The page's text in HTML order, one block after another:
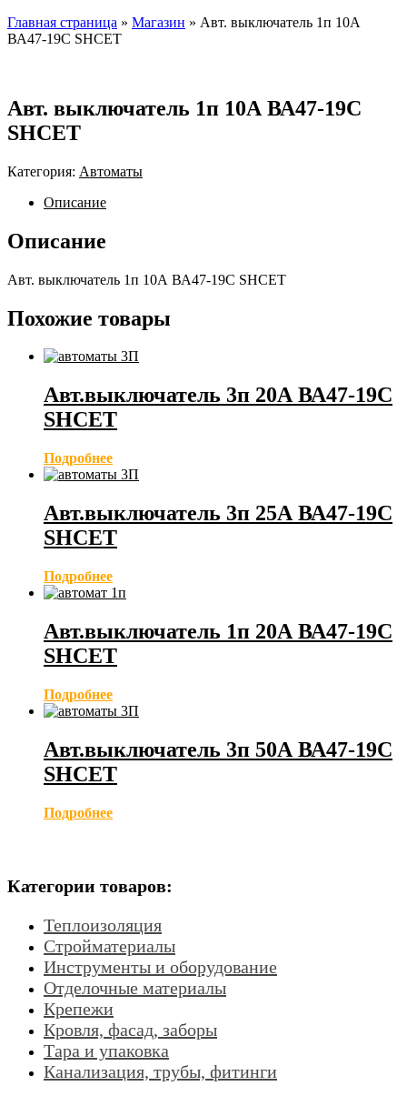
Главная страница » Магазин » Авт. выключатель 1п 10А
ВА47-19С SHCET
Авт. выключатель 1п 10А ВА47-19С
SHCET
Категория: Автоматы
Описание
Описание
Авт. выключатель 1п 10А ВА47-19С SHCET
Похожие товары
Авт.выключатель 3п 20А ВА47-19С
SHCET
Подробнее
Авт.выключатель 3п 25А ВА47-19С
SHCET
Подробнее
Авт.выключатель 1п 20А ВА47-19С
SHCET
Подробнее
Авт.выключатель 3п 50А ВА47-19С
SHCET
Подробнее
Категории товаров:
Теплоизоляция
Стройматериалы
Инструменты и оборудование
Отделочные материалы
Крепежи
Кровля, фасад, заборы
Тара и упаковка
Канализация, трубы, фитинги